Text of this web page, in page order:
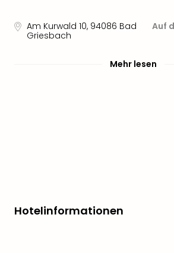
Am Kurwald 10, 94086 Bad
Griesbach
Auf
Mehr lesen
Hotelinformationen